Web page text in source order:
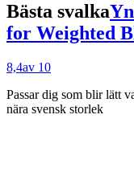
Bästa svalka
for Weighted
8,4av 10
Passar dig som blir lätt
nära svensk storlek